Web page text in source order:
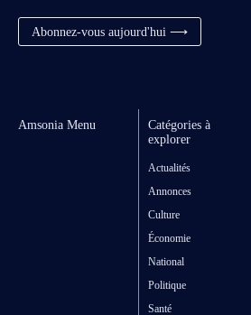
Abonnez-vous aujourd'hui ⟶
Amsonia Menu
Catégories à
explorer
Actualités
Annonces
Culture
Économie
National
Politique
Santé